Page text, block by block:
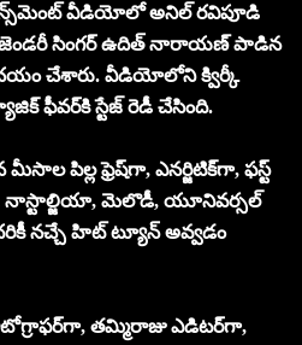
వీడియోలో అనిల్ రవిపూడి
సింగర్ ఉదిత్ నారాయణ్ పాడిన
చేశారు. వీడియోలోని క్విర్కీ
ఫీవర్‌కి స్టేజ్ రెడీ చేసింది.
పిల్ల ఫ్రెష్‌గా, ఎనర్జిటిక్‌గా, ఫస్ట్
నాస్టాల్జియా, మెలొడీ, యూనివర్సల్
నచ్చే హిట్ ట్యూన్ అవ్వడం
తమ్మిరాజు ఎడిటర్‌గా,